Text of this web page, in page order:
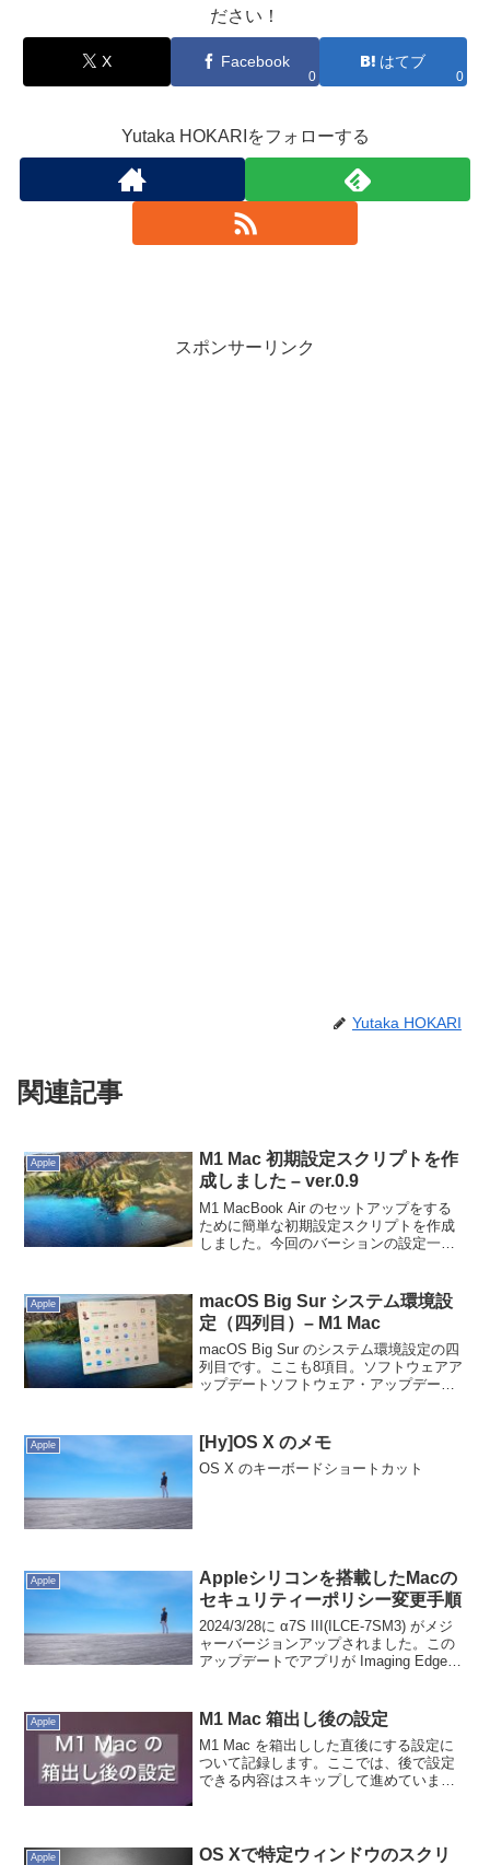
ださい！
X Facebook
0
はてブ
0
Yutaka HOKARIをフォローする
スポンサーリンク
Yutaka HOKARI
関連記事
Apple
M1 Mac 初期設定スクリプトを作
成しました – ver.0.9
M1 MacBook Air のセットアップをする
ために簡単な初期設定スクリプトを作成
しました。今回のバーションの設定一
ー保存場所の指定実行は README....
Apple
macOS Big Sur システム環境設
定（四列目）– M1 Mac
macOS Big Sur のシステム環境設定の四
列目です。ここも8項目。ソフトウェアア
ップデートソフトウェア・アップデート
をいれません。別途、設定しようと思い
ます。...
Apple [Hy]OS X のメモ
OS X のキーボードショートカット
Apple
Appleシリコンを搭載したMacの
セキュリティーポリシー変更手順
2024/3/28に α7S III(ILCE-7SM3) がメジ
ャーバージョンアップされました。この
アップデートでアプリが Imaging Edge
Apple M1 Mac 箱出し後の設定
M1 Mac を箱出しした直後にする設定に
ついて記録します。ここでは、後で設定
できる内容はスキップして進めていま
を起...
Apple
OS Xで特定ウィンドウのスクリ